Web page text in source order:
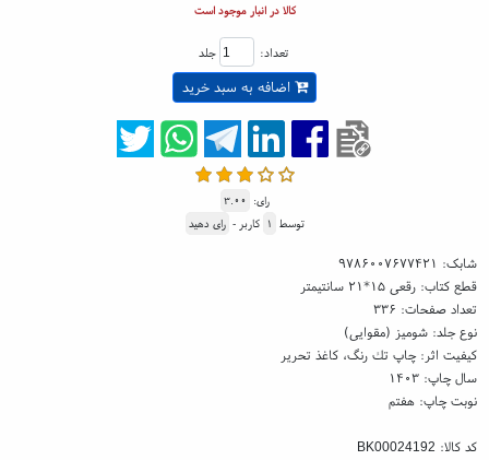
کالا در انبار موجود است
تعداد: جلد
اضافه به سبد خرید
رای: ۳.۰۰
توسط ۱ کاربر - رای دهید
شابک: ۹۷۸۶۰۰۷۶۷۷۴۲۱
قطع کتاب: رقعی ۱۵*۲۱ سانتیمتر
تعداد صفحات: ۳۳۶
نوع جلد: شومیز (مقوایی)
کیفیت اثر: چاپ تك رنگ، کاغذ تحریر
سال چاپ: ۱۴۰۳
نوبت چاپ: هفتم
کد کالا: BK00024192